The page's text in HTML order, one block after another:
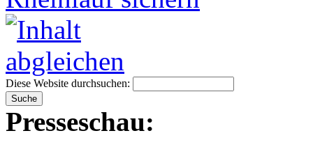
Diese Website durchsuchen:
Presseschau: